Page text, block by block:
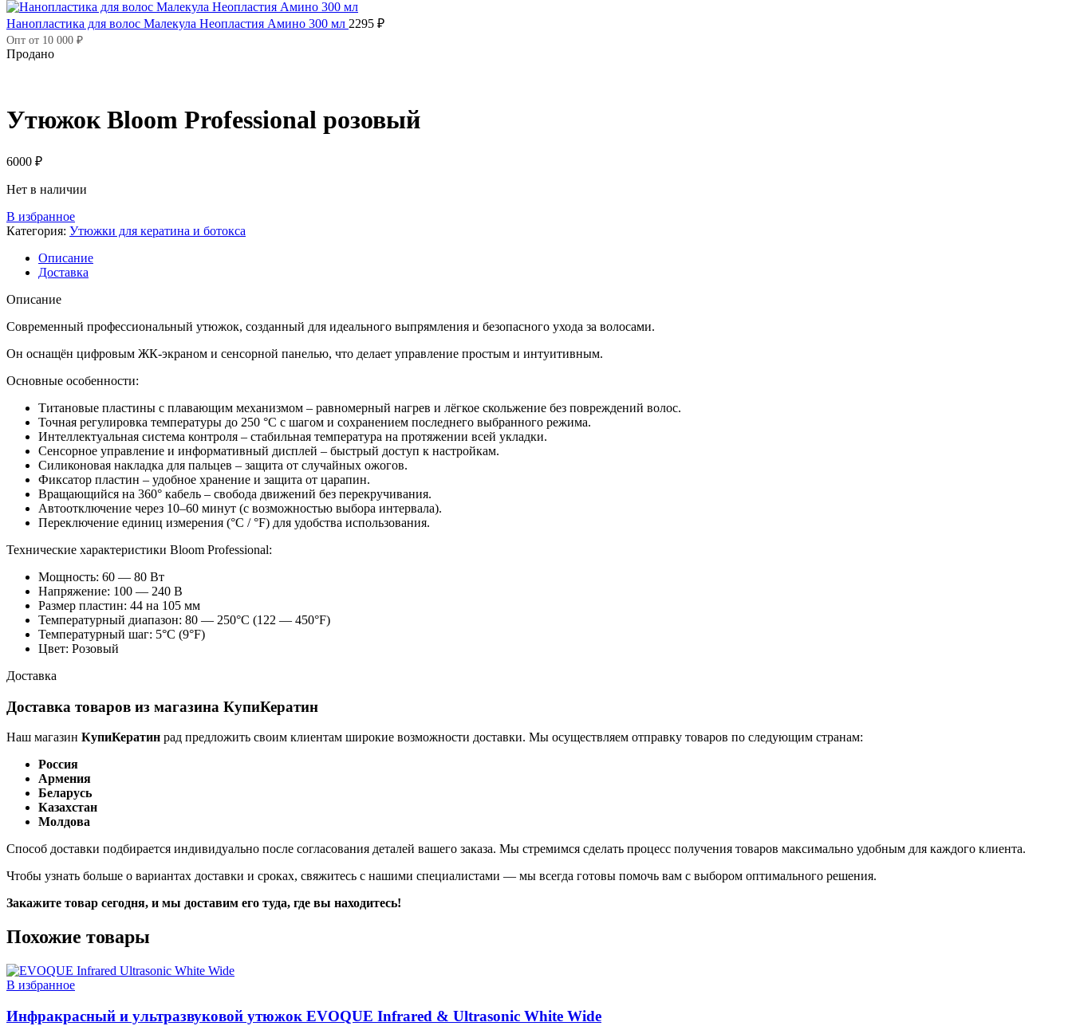
Нанопластика для волос Малекула Неопластия Амино 300 мл 2295 ₽
Опт от 10 000 ₽
Продано
Утюжок Bloom Professional розовый
6000 ₽
Нет в наличии
В избранное
Категория: Утюжки для кератина и ботокса
Описание
Доставка
Описание
Современный профессиональный утюжок, созданный для идеального выпрямления и безопасного ухода за волосами.
Он оснащён цифровым ЖК-экраном и сенсорной панелью, что делает управление простым и интуитивным.
Основные особенности:
Титановые пластины с плавающим механизмом – равномерный нагрев и лёгкое скольжение без повреждений волос.
Точная регулировка температуры до 250 °C с шагом и сохранением последнего выбранного режима.
Интеллектуальная система контроля – стабильная температура на протяжении всей укладки.
Сенсорное управление и информативный дисплей – быстрый доступ к настройкам.
Силиконовая накладка для пальцев – защита от случайных ожогов.
Фиксатор пластин – удобное хранение и защита от царапин.
Вращающийся на 360° кабель – свобода движений без перекручивания.
Автоотключение через 10–60 минут (с возможностью выбора интервала).
Переключение единиц измерения (°C / °F) для удобства использования.
Технические характеристики Bloom Professional:
Мощность: 60 — 80 Вт
Напряжение: 100 — 240 В
Размер пластин: 44 на 105 мм
Температурный диапазон: 80 — 250°С (122 — 450°F)
Температурный шаг: 5°С (9°F)
Цвет: Розовый
Доставка
Доставка товаров из магазина КупиКератин
Наш магазин КупиКератин рад предложить своим клиентам широкие возможности доставки. Мы осуществляем отправку товаров по следующим странам:
Россия
Армения
Беларусь
Казахстан
Молдова
Способ доставки подбирается индивидуально после согласования деталей вашего заказа. Мы стремимся сделать процесс получения товаров максимально удобным для каждого клиента.
Чтобы узнать больше о вариантах доставки и сроках, свяжитесь с нашими специалистами — мы всегда готовы помочь вам с выбором оптимального решения.
Закажите товар сегодня, и мы доставим его туда, где вы находитесь!
Похожие товары
В избранное
Инфракрасный и ультразвуковой утюжок EVOQUE Infrared & Ultrasonic White Wide